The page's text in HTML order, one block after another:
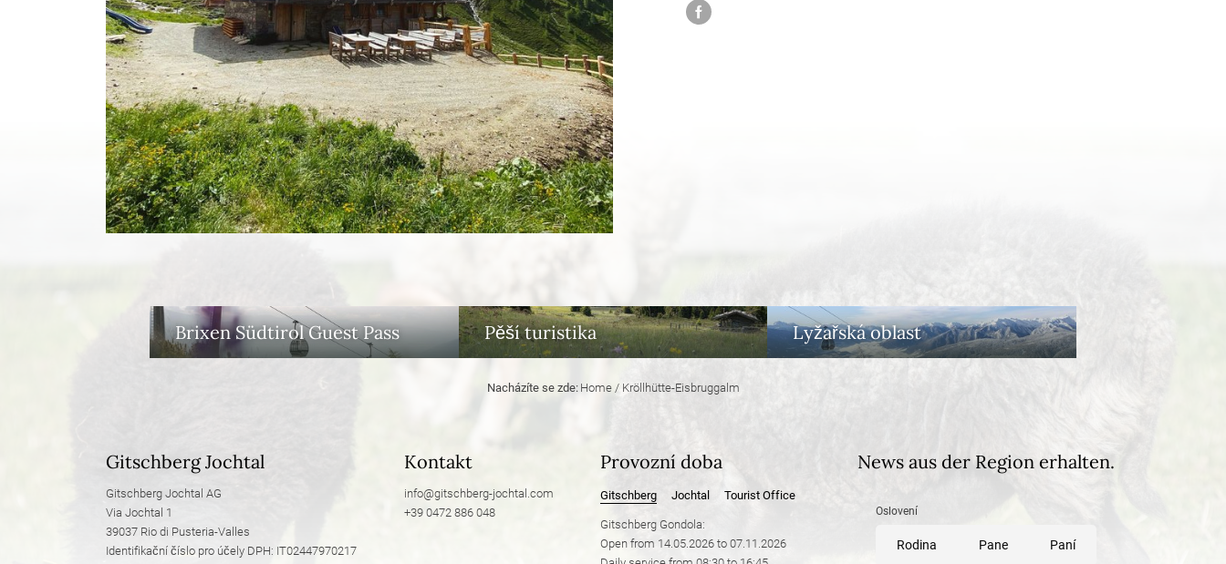
Brixen Südtirol Guest Pass Pěší turistika Lyžařská oblast
Nacházíte se zde: Home / Kröllhütte-Eisbruggalm
Gitschberg Jochtal
Gitschberg Jochtal AG
Via Jochtal 1
39037 Rio di Pusteria-Valles
Identifikační číslo pro účely DPH: IT02447970217
Kontakt
info@gitschberg-jochtal.com
+39 0472 886 048
Provozní doba
Gitschberg Jochtal Tourist Office
Gitschberg Gondola:
Open from 14.05.2026 to 07.11.2026
News aus der Region erhalten.
Oslovení
Rodina Pane Paní